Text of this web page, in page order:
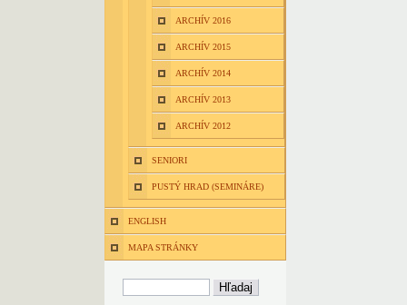
ARCHÍV 2016
ARCHÍV 2015
ARCHÍV 2014
ARCHÍV 2013
ARCHÍV 2012
SENIORI
PUSTÝ HRAD (SEMINÁRE)
ENGLISH
MAPA STRÁNKY